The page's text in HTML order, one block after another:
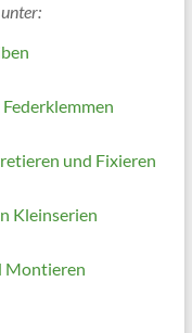
und Fixieren
Kleinserien
Montieren